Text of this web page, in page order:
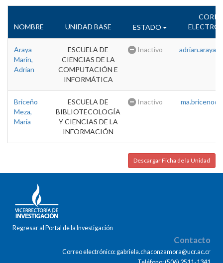
NOMBRE UNIDAD BASE ESTADO
Araya
Marin,
Adrian
ESCUELA DE
CIENCIAS DE LA
COMPUTACIÓN E
INFORMÁTICA
Inactivo
Briceño
Meza,
Maria
ESCUELA DE
BIBLIOTECOLOGÍA
Y CIENCIAS DE LA
INFORMACIÓN
Inactivo
Descargar Ficha de la Unidad
Regresar al Portal de la Investigación
Contacto
Correo electrónico: gabriela.chaconzamora@ucr.ac.cr